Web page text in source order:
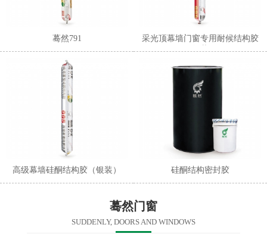
蓦然791
采光顶幕墙门窗专用耐候结构胶
（红装）
高级幕墙硅酮结构胶（银装） 硅酮结构密封胶
蓦然门窗
SUDDENLY, DOORS AND WINDOWS